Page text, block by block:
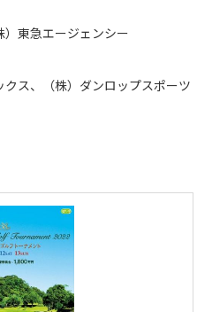
）東急エージェンシー
クス、（株）ダンロップスポーツ